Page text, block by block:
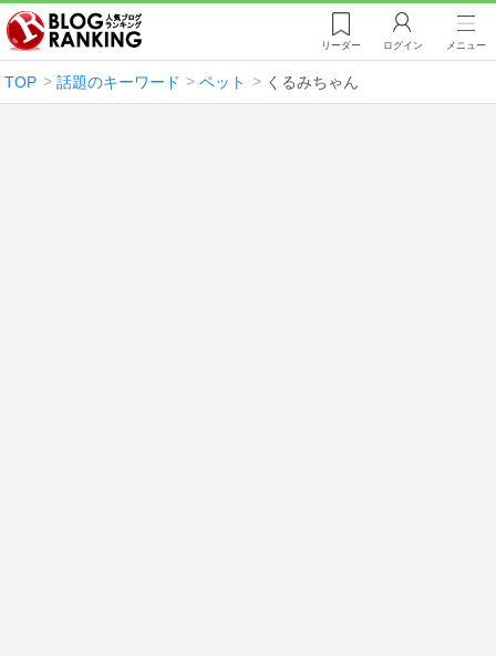
リーダー ログイン メニュー
TOP 話題のキーワード ペット くるみちゃん